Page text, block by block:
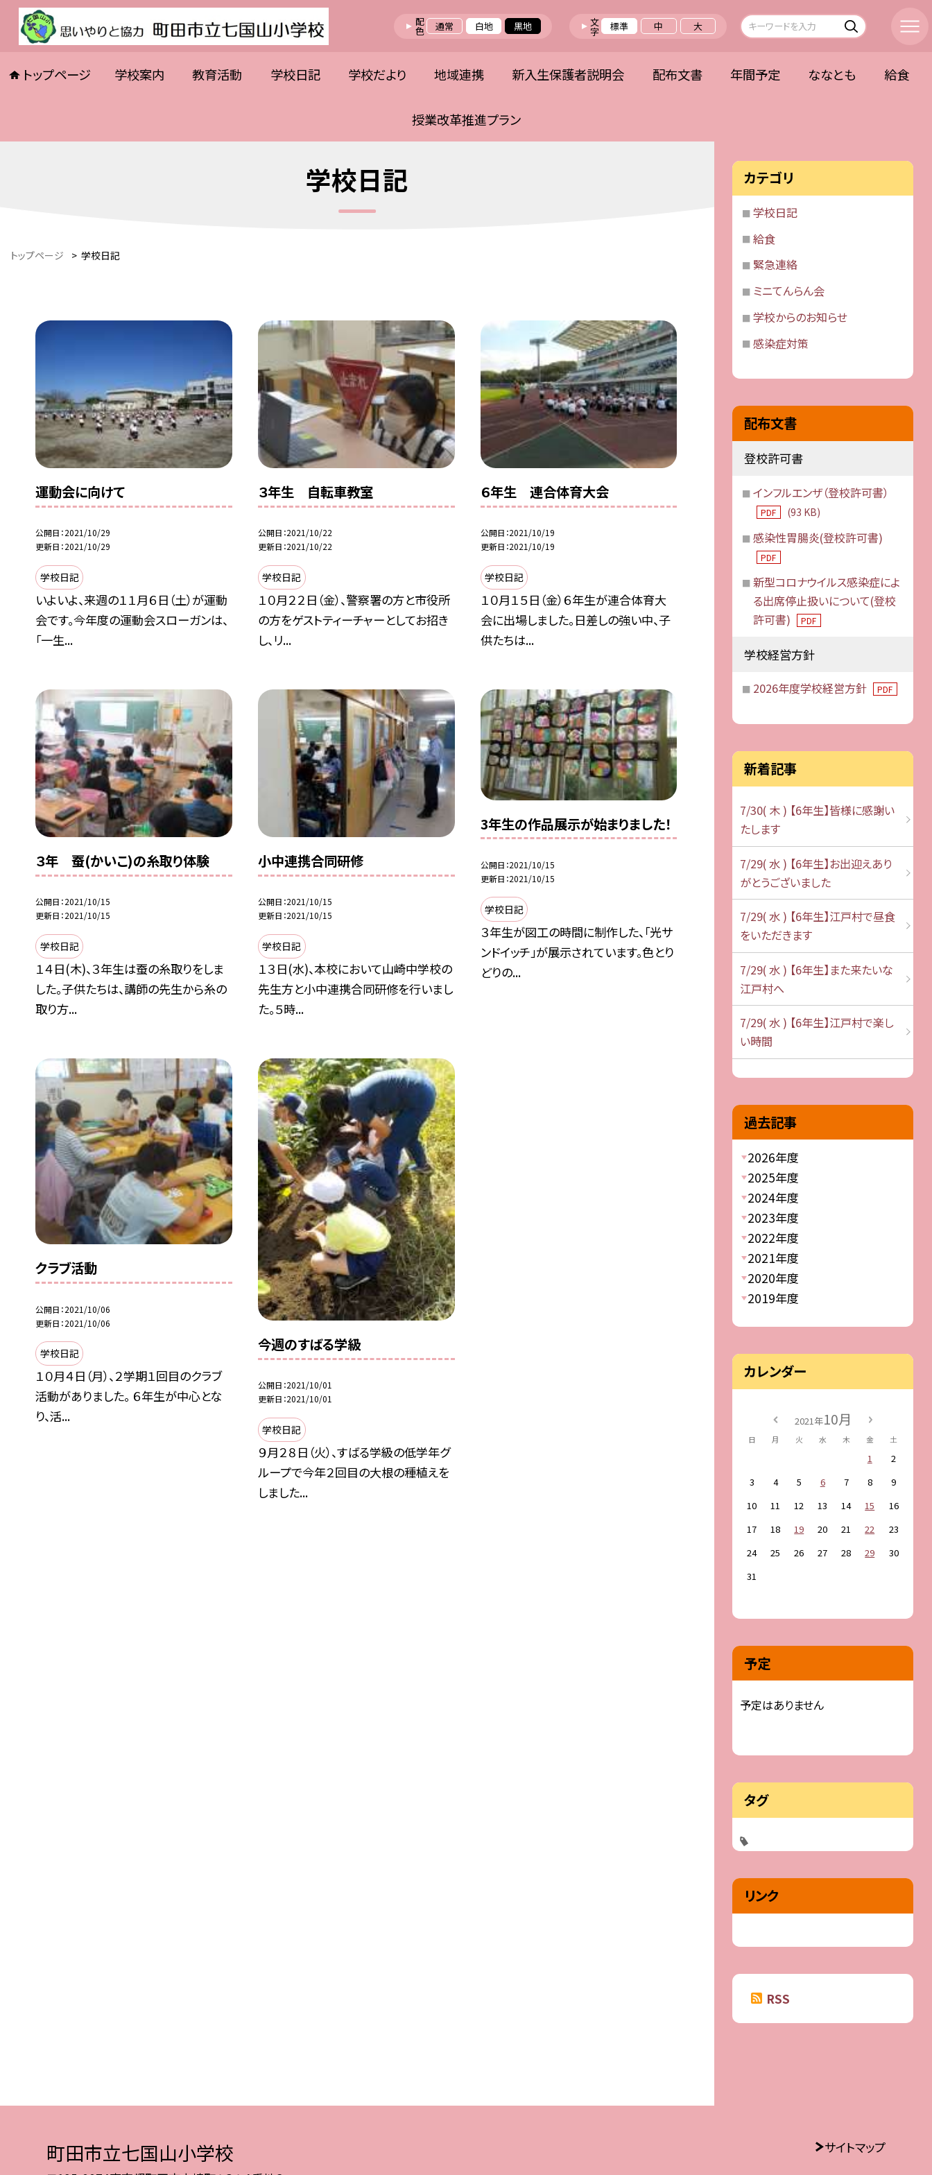
配色 通常 白地 黒地 文字 標準 中 大
トップページ 学校案内 教育活動 学校日記 学校だより 地域連携 新入生保護者説明会 配布文書 年間予定 ななとも 給食
授業改革推進プラン
学校日記
トップページ > 学校日記
運動会に向けて
公開日 2021/10/29
更新日 2021/10/29
学校日記
いよいよ、来週の１１月６日（土）が運動
会です。今年度の運動会スローガンは、
「一生...
３年生 自転車教室
公開日 2021/10/22
更新日 2021/10/22
学校日記
１０月２２日（金）、警察署の方と市役所
の方をゲストティーチャーとしてお招き
し、リ...
６年生 連合体育大会
公開日 2021/10/19
更新日 2021/10/19
学校日記
１０月１５日（金）６年生が連合体育大
会に出場しました。日差しの強い中、子
供たちは...
３年 蚕(かいこ)の糸取り体験
公開日 2021/10/15
更新日 2021/10/15
学校日記
１４日(木)、３年生は蚕の糸取りをしま
した。子供たちは、講師の先生から糸の
取り方...
小中連携合同研修
公開日 2021/10/15
更新日 2021/10/15
学校日記
１３日(水)、本校において山崎中学校の
先生方と小中連携合同研修を行いまし
た。５時...
3年生の作品展示が始まりました！
公開日 2021/10/15
更新日 2021/10/15
学校日記
３年生が図工の時間に制作した、「光サ
ンドイッチ」が展示されています。色とり
どりの...
クラブ活動
公開日 2021/10/06
更新日 2021/10/06
学校日記
１０月４日（月）、２学期１回目のクラブ
活動がありました。 ６年生が中心とな
り、活...
今週のすばる学級
公開日 2021/10/01
更新日 2021/10/01
学校日記
９月２８日（火）、すばる学級の低学年グ
ループで今年２回目の大根の種植えを
しました...
カテゴリ
学校日記
給食
緊急連絡
ミニてんらん会
学校からのお知らせ
感染症対策
配布文書
登校許可書
インフルエンザ（登校許可書）
PDF (93 KB)
感染性胃腸炎(登校許可書)
PDF
新型コロナウイルス感染症によ
る出席停止扱いについて(登校
許可書)
PDF
学校経営方針
2026年度学校経営方針 PDF
新着記事
7/30( 木 ) 【6年生】皆様に感謝い
たします
7/29( 水 ) 【6年生】お出迎えあり
がとうございました
7/29( 水 ) 【6年生】江戸村で昼食
をいただきます
7/29( 水 ) 【6年生】また来たいな
江戸村へ
7/29( 水 ) 【6年生】江戸村で楽し
い時間
過去記事
2026年度
2025年度
2024年度
2023年度
2022年度
2021年度
2020年度
2019年度
カレンダー
2021年10月
日 月 火 水 木 金 土
1
2
3
4 5 6 7 8
9
10
11 12 13 14 15
16
17
18 19 20 21 22
23
24
25 26 27 28 29
30
31
予定
予定はありません
タグ
リンク
RSS
町田市立七国山小学校 サイトマップ